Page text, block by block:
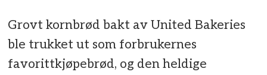
Grovt kornbrød bakt av United Bakeries
ble trukket ut som forbrukernes
favorittkjøpebrød, og den heldige